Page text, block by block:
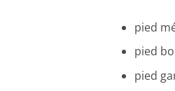
pied
pied
pied